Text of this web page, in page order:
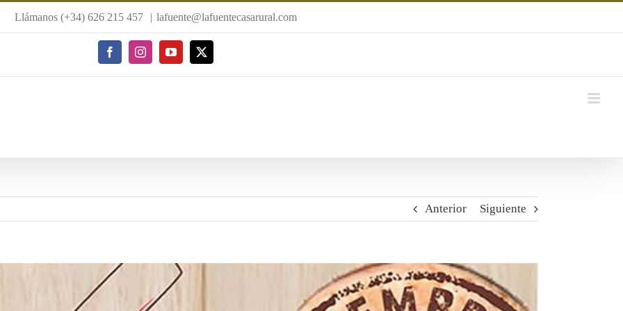
Llámanos (+34) 626 215 457 | lafuente@lafuentecasarural.com
FacebookInstagramYouTube
X
Anterior Siguiente